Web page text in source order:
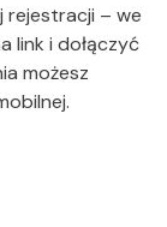
rejestracji – we
link i dołączyć
możesz